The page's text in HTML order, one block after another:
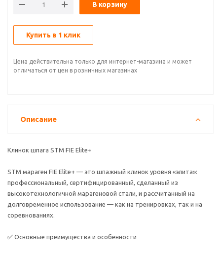
В корзину
Купить в 1 клик
Цена действительна только для интернет-магазина и может
отличаться от цен в розничных магазинах
Описание
Клинок шпага STM FIE Elite+
STM мараген FIE Elite+ — это шпажный клинок уровня «элита»:
профессиональный, сертифицированный, сделанный из
высокотехнологичной марагеновой стали, и рассчитанный на
долговременное использование — как на тренировках, так и на
соревнованиях.
✅ Основные преимущества и особенности